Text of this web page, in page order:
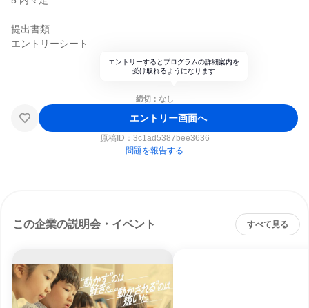
提出書類
エントリーシート
エントリーするとプログラムの詳細案内を
受け取れるようになります
締切：なし
エントリー画面へ
原稿ID： 3c1ad5387bee3636
問題を報告する
この企業の説明会・イベント すべて見る